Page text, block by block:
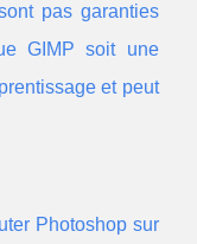
pas garanties
GIMP soit une
et peut
Photoshop sur